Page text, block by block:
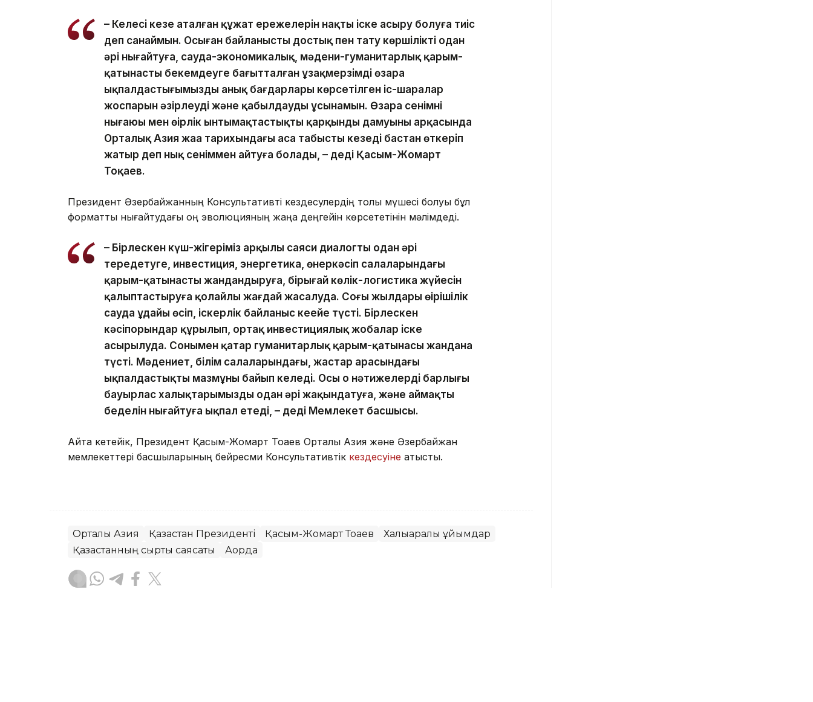
– Келесі кезең аталған құжат ережелерін нақты іске асыру болуға тиіс
деп санаймын. Осыған байланысты достық пен тату көршілікті одан
әрі нығайтуға, сауда-экономикалық, мәдени-гуманитарлық қарым-
қатынасты бекемдеуге бағытталған ұзақмерзімді өзара
ықпалдастығымыздың анық бағдарлары көрсетілген іс-шаралар
жоспарын әзірлеуді және қабылдауды ұсынамын. Өзара сенімнің
нығаюы мен өңірлік ынтымақтастықтың қарқынды дамуының арқасында
Орталық Азия жаңа тарихындағы аса табысты кезеңді бастан өткеріп
жатыр деп нық сеніммен айтуға болады, – деді Қасым-Жомарт
Тоқаев.
Президент Әзербайжанның Консультативті кездесулердің толық мүшесі болуы бұл
форматты нығайтудағы оң эволюцияның жаңа деңгейін көрсететінін мәлімдеді.
– Бірлескен күш-жігеріміз арқылы саяси диалогты одан әрі
тереңдетуге, инвестиция, энергетика, өнеркәсіп салаларындағы
қарым-қатынасты жандандыруға, бірыңғай көлік-логистика жүйесін
қалыптастыруға қолайлы жағдай жасалуда. Соңғы жылдары өңірішілік
сауда ұдайы өсіп, іскерлік байланыс кеңейе түсті. Бірлескен
кәсіпорындар құрылып, ортақ инвестициялық жобалар іске
асырылуда. Сонымен қатар гуманитарлық қарым-қатынасы жандана
түсті. Мәдениет, білім салаларындағы, жастар арасындағы
ықпалдастықтың мазмұны байып келеді. Осы оң нәтижелердің барлығы
бауырлас халықтарымызды одан әрі жақындатуға, және аймақтың
беделін нығайтуға ықпал етеді, – деді Мемлекет басшысы.
Айта кетейік, Президент Қасым-Жомарт Тоқаев Орталық Азия және Әзербайжан
мемлекеттері басшыларының бейресми Консультативтік кездесуіне қатысты.
Орталық Азия Қазақстан Президенті Қасым-Жомарт Тоқаев
Халықаралық ұйымдар
Қазақстанның сыртқы саясаты
Ақорда